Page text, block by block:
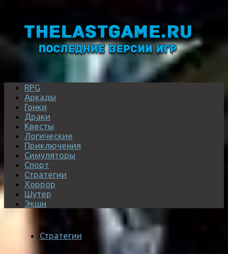
RPG
Аркады
Гонки
Драки
Квесты
Логические
Приключения
Симуляторы
Спорт
Стратегии
Хоррор
Шутер
Экшн
Стратегии